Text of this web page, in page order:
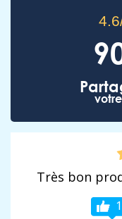
Très bon